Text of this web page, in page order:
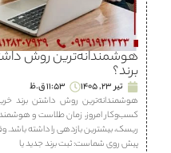
هوشمندانه‌ترین روش
برند؟
تیر 23, 1405
11:53 ق.ظ
هوشمندانه‌ترین روش داشتن برند
کسب‌وکار امروز، زمان طلاست و
ریسک، بیشترین بازدهی را داشته باشد.
پیش روی شماست: ثبت برند جدید یا